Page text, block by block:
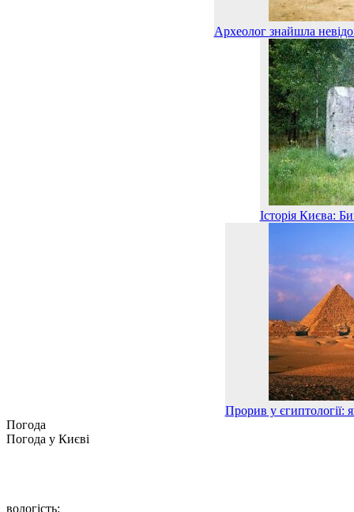
Археолог знайшла
Історія Києва:
Прорив у єгиптології:
Погода
Погода у Києві
вологість: